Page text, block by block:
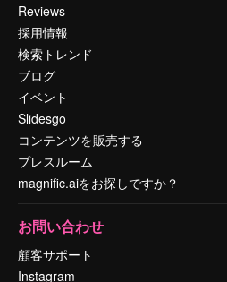
Reviews
採用情報
検索トレンド
ブログ
イベント
Slidesgo
コンテンツを販売する
プレスルーム
magnific.aiをお探しですか？
お問い合わせ
顧客サポート
Instagram